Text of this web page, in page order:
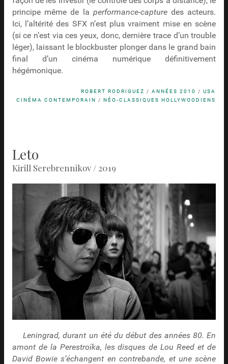
principe même de la performance-capturedes acteurs.
Ici, l’altérité des SFX n’est plus vraiment mise en scène
(si ce n’est via ces yeux, donc, dernière trace d’un trouble
léger), laissant le blockbuster plonger dans le grand bain
final d’un cinéma numérique définitivement
hégémonique.
ROBERT RODRIGUEZ /ANNÉES 2010 /USA
CINÉMA CONTEMPORAIN /NÉO-CLASSIQUES HOLLYWOODIENS
Leto
Kirill Serebrennikov / 2019
Leningrad, durant un été du début des années 80. En
amont de la Perestroïka, les disques de Lou Reed et de
David Bowie s’échangent en contrebande, et une scène